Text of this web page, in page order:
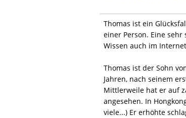
Thomas ist ein
einer Person. Eine
Wissen auch im
Thomas ist der Sohn
Jahren, nach seinem
Mittlerweile hat er auf
angesehen. In
viele...) Er erhöhte